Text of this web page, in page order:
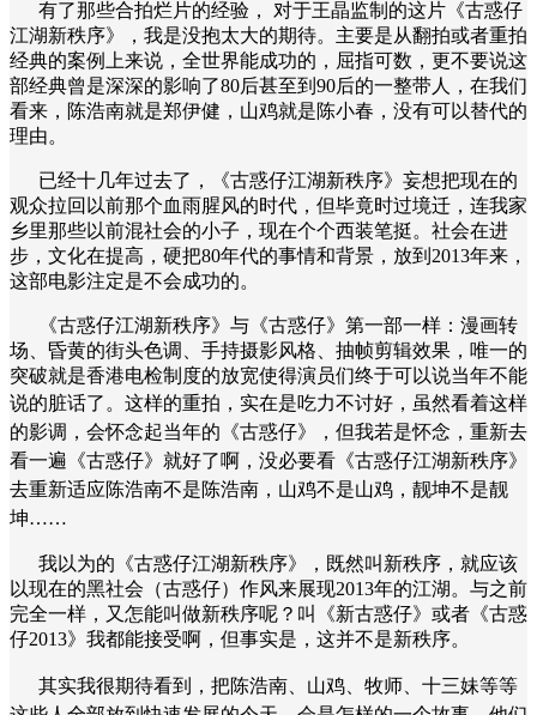
有了那些合拍烂片的经验， 对于王晶监制的这片《古惑仔
江湖新秩序》，我是没抱太大的期待。主要是从翻拍或者重拍
经典的案例上来说，全世界能成功的，屈指可数，更不要说这
部经典曾是深深的影响了80后甚至到90后的一整带人，在我们
看来，陈浩南就是郑伊健，山鸡就是陈小春，没有可以替代的
理由。
已经十几年过去了，《古惑仔江湖新秩序》妄想把现在的
观众拉回以前那个血雨腥风的时代，但毕竟时过境迁，连我家
乡里那些以前混社会的小子，现在个个西装笔挺。社会在进
步，文化在提高，硬把80年代的事情和背景，放到2013年来，
这部电影注定是不会成功的。
《古惑仔江湖新秩序》与《古惑仔》第一部一样：漫画转
场、 昏黄的街头色调、手持摄影风格、抽帧剪辑效果，唯一的
突破就是香港电检制度的放宽使得演员们终于可以说当年不能
说的脏话了。这样的重拍，实在是吃力不讨好，虽然看着这样
的影调，会怀念起当年的《古惑仔》，但我若是怀念，重新去
看一遍《古惑仔》就好了啊，没必要看 《古惑仔江湖新秩序》
去重新适应陈浩南不是陈浩南，山鸡不是山鸡，靓坤不是靓
坤……
我以为的 《古惑仔江湖新秩序》
，既然叫新秩序，就应该
以现在的黑社会（古惑仔）作风来展现2013年的江湖。与之前
完全一样，又怎能叫做新秩序呢？叫《新古惑仔》或者《古惑
仔2013》我都能接受啊，但事实是，这并不是新秩序。
其实我很期待看到，把陈浩南、山鸡、牧师、十三妹等等